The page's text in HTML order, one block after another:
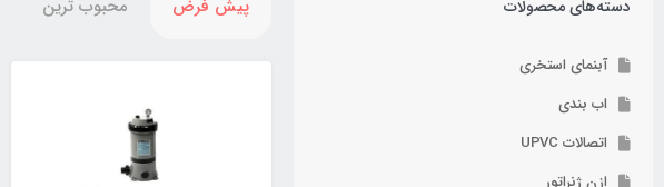
دسته‌های محصولات
آبنمای استخری
اب بندی
اتصالات UPVC
ازن ژنراتور
پیش فرض محبوب ترین